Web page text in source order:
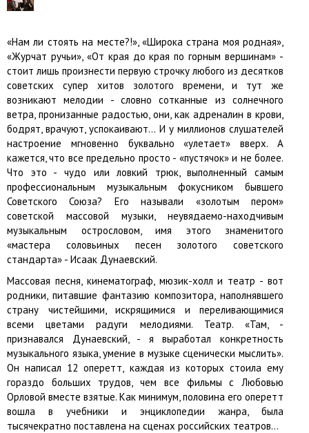
«Нам ли стоять на месте?!», «Широка страна моя родная»,
«Журчат ручьи», «От края до края по горным вершинам» -
стоит лишь произнести первую строчку любого из десятков
советских супер хитов золотого времени, и тут же
возникают мелодии - словно сотканные из солнечного
ветра, пронизанные радостью, они, как адреналин в крови,
бодрят, врачуют, успокаивают… И у миллионов слушателей
настроение мгновенно буквально «улетает» вверх. А
кажется, что все предельно просто - «пустячок» и не более.
Что это - чудо или ловкий трюк, выполненный самым
профессиональным музыкальным фокусником бывшего
Советского Союза? Его называли «золотым пером»
советской массовой музыки, неувядаемо-находчивым
музыкальным острословом, имя этого знаменитого
«мастера соловьиных песен золотого советского
стандарта» - Исаак Дунаевский.
Массовая песня, кинематограф, мюзик-холл и театр - вот
родники, питавшие фантазию композитора, наполнявшего
страну чистейшими, искрящимися и переливающимися
всеми цветами радуги мелодиями. Театр. «Там, -
признавался Дунаевский, - я выработал конкретность
музыкального языка, умение в музыке сценически мыслить».
Он написал 12 оперетт, каждая из которых стоила ему
гораздо больших трудов, чем все фильмы с Любовью
Орловой вместе взятые. Как минимум, половина его оперетт
вошла в учебники и энциклопедии жанра, была
тысячекратно поставлена на сценах российских театров…